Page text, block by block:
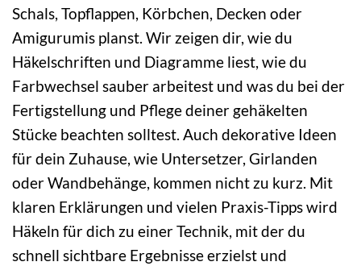
Schals, Topflappen, Körbchen, Decken oder
Amigurumis planst. Wir zeigen dir, wie du
Häkelschriften und Diagramme liest, wie du
Farbwechsel sauber arbeitest und was du bei der
Fertigstellung und Pflege deiner gehäkelten
Stücke beachten solltest. Auch dekorative Ideen
für dein Zuhause, wie Untersetzer, Girlanden
oder Wandbehänge, kommen nicht zu kurz. Mit
klaren Erklärungen und vielen Praxis-Tipps wird
Häkeln für dich zu einer Technik, mit der du
schnell sichtbare Ergebnisse erzielst und